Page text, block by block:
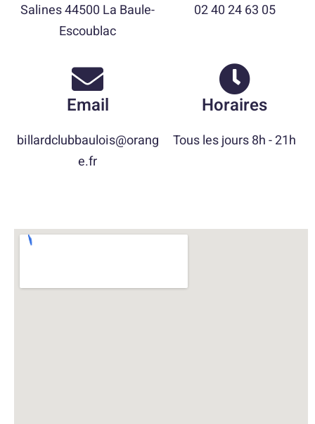
Salines 44500 La Baule-
Escoublac
02 40 24 63 05
Email
billardclubbaulois@orang
e.fr
Horaires
Tous les jours 8h - 21h